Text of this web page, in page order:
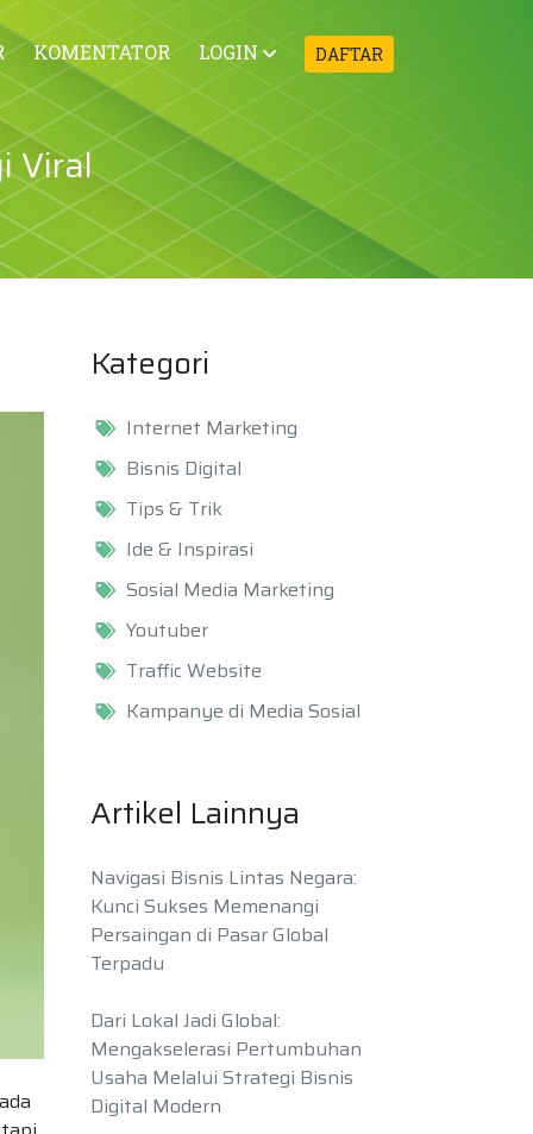
KOMENTATOR LOGIN DAFTAR
Viral
Kategori
Internet Marketing
Bisnis Digital
Tips & Trik
Ide & Inspirasi
Sosial Media Marketing
Youtuber
Traffic Website
Kampanye di Media Sosial
Artikel Lainnya
Navigasi Bisnis Lintas Negara:
Kunci Sukses Memenangi
Persaingan di Pasar Global
Terpadu
Dari Lokal Jadi Global:
Mengakselerasi Pertumbuhan
Usaha Melalui Strategi Bisnis
Digital Modern